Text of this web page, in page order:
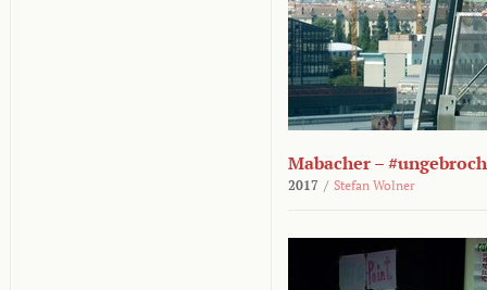
Mabacher –
2017 / Stefan Wolner